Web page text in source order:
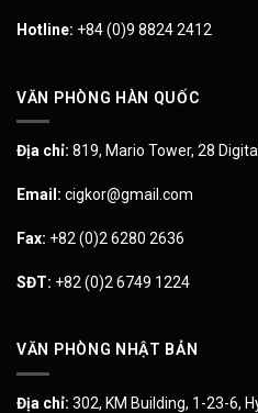
Hotline: +84 (0)9 8824 2412
VĂN PHÒNG HÀN QUỐC
Địa chỉ: 819, Mario Tower, 28
Email: cigkor@gmail.com
Fax: +82 (0)2 6280 2636
SĐT: +82 (0)2 6749 1224
VĂN PHÒNG NHẬT BẢN
Địa chỉ: 302, KM Building, 1-23-6,